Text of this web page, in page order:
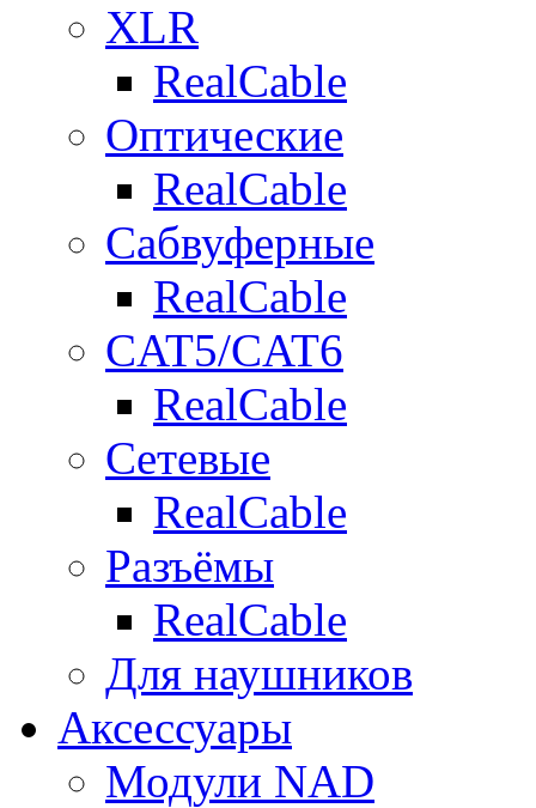
XLR
RealCable
Оптические
RealCable
Сабвуферные
RealCable
CAT5/CAT6
RealCable
Сетевые
RealCable
Разъёмы
RealCable
Для наушников
Аксессуары
Модули NAD